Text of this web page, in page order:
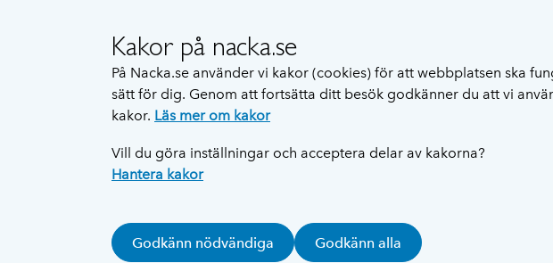
Kakor på nacka.se
På Nacka.se använder vi kakor (cookies) för att webbplatsen ska
sätt för dig. Genom att fortsätta ditt besök godkänner du att vi
kakor. Läs mer om kakor
Vill du göra inställningar och acceptera delar av kakorna?
Hantera kakor
Godkänn nödvändiga Godkänn alla